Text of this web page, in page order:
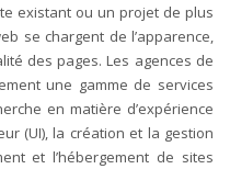
existant ou un projet de plus
se chargent de l’apparence,
des pages. Les agences de
une gamme de services
en matière d’expérience
(UI), la création et la gestion
et l’hébergement de sites